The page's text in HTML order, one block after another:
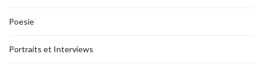
Poesie
Portraits et Interviews